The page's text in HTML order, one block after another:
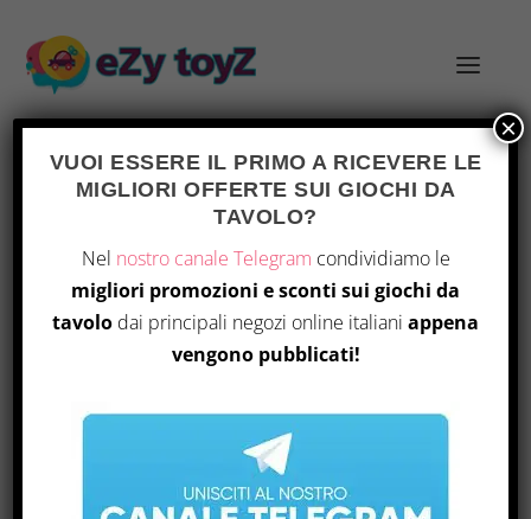
TAG:PLAYTESTING
VUOI ESSERE IL PRIMO A RICEVERE LE
MIGLIORI OFFERTE SUI GIOCHI DA
TAVOLO?
Nel nostro canale Telegram condividiamo le
migliori promozioni e sconti sui giochi da
tavolo dai principali negozi online italiani appena
vengono pubblicati!
×